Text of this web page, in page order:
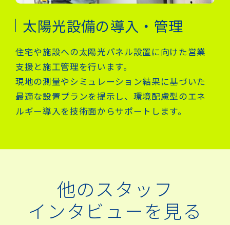
太陽光設備の導入・管理
住宅や施設への太陽光パネル設置に向けた営業
支援と施工管理を行います。
現地の測量やシミュレーション結果に基づいた
最適な設置プランを提示し、環境配慮型のエネ
ルギー導入を技術面からサポートします。
他のスタッフ
インタビューを見る